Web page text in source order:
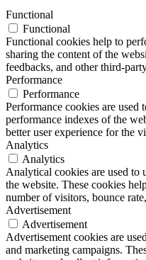
Functional
Functional
Functional cookies help to
sharing the content of the
feedbacks, and other third-
Performance
Performance
Performance cookies are used
performance indexes of the
better user experience for the
Analytics
Analytics
Analytical cookies are used to
the website. These cookies
number of visitors, bounce
Advertisement
Advertisement
Advertisement cookies are
and marketing campaigns.